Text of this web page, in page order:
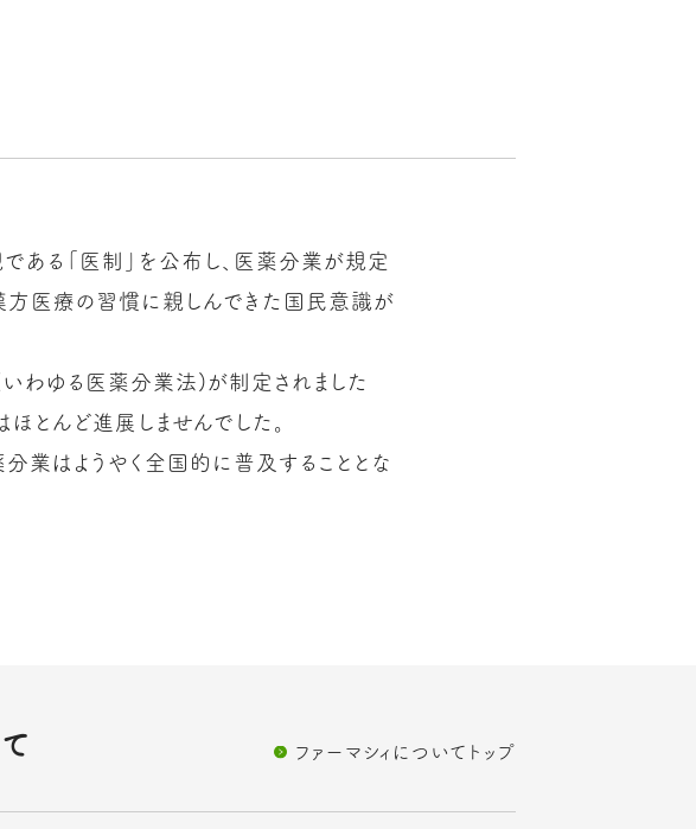
る「医制」を公布し、医薬分業が規定
方医療の習慣に親しんできた国民意識が
わゆる医薬分業法)が制定されました
とんど進展しませんでした。
業はようやく全国的に普及することとな
ファーマシィについてトップ